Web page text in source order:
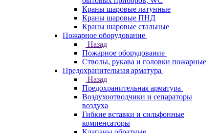
Краны шаровые латунные
Краны шаровые ПНД
Краны шаровые стальные
Пожарное оборудование
Назад
Пожарное оборудование
Стволы, рукава и головки пожарные
Предохранительная арматура
Назад
Предохранительная арматура
Воздухоотводчики и сепараторы
воздуха
Гибкие вставки и сильфонные
компенсаторы